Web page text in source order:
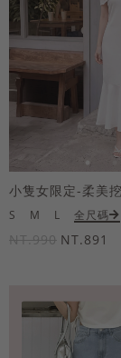
S M L 全尺碼
NT.990 NT.891